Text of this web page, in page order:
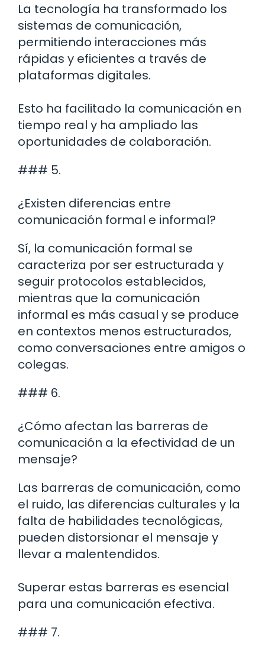
La tecnología ha transformado los
sistemas de comunicación,
permitiendo interacciones más
rápidas y eficientes a través de
plataformas digitales.
Esto ha facilitado la comunicación en
tiempo real y ha ampliado las
oportunidades de colaboración.
### 5.
¿Existen diferencias entre
comunicación formal e informal?
Sí, la comunicación formal se
caracteriza por ser estructurada y
seguir protocolos establecidos,
mientras que la comunicación
informal es más casual y se produce
en contextos menos estructurados,
como conversaciones entre amigos o
colegas.
### 6.
¿Cómo afectan las barreras de
comunicación a la efectividad de un
mensaje?
Las barreras de comunicación, como
el ruido, las diferencias culturales y la
falta de habilidades tecnológicas,
pueden distorsionar el mensaje y
llevar a malentendidos.
Superar estas barreras es esencial
para una comunicación efectiva.
### 7.